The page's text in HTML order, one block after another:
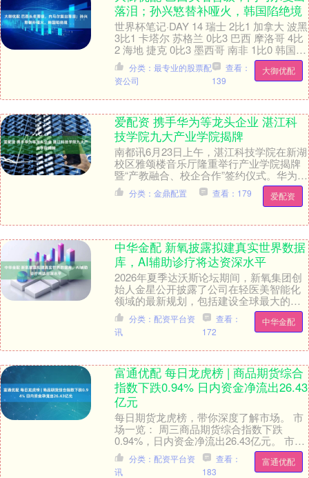
落泪；孙兴慜替补哑火，韩国陷绝境
世界杯笔记·DAY 14 瑞士 2比1 加拿大 波黑
3比1 卡塔尔 苏格兰 0比3 巴西 摩洛哥 4比
2 海地 捷克 0比3 墨西哥 南非 1比0 韩国
北京....
大御优配
分类：最专业的股票配
资公司
查看：
139
爱配资 携手华为等龙头企业 湛江科
技学院九大产业学院揭牌
南都讯6月23日上午，湛江科技学院在新湖
校区雅颂楼音乐厅隆重举行产业学院揭牌
暨“产教融合、校企合作”签约仪式。华为、
360、发那科、优必选、网易有道、新大
陆、亚....
爱配资
分类：金鼎配置 查看：179
中华金配 新氧披露拟建真实世界数据
库，AI辅助诊疗将达资深水平
2026年夏季达沃斯论坛期间，新氧集团创
始人金星公开披露了公司在轻医美智能化
领域的最新规划，包括建设全球最大的轻
医美真实世界数据库，以及基于垂直行业
AI的诊疗辅....
中华金配
分类：配资平台资
讯
查看：
172
富通优配 每日龙虎榜 | 商品期货综合
指数下跌0.94% 日内资金净流出26.43
亿元
每日期货龙虎榜，带你深度了解市场。 市
场一览： 周三商品期货综合指数下跌
0.94%，日内资金净流出26.43亿元。 市场
成交量为2768.91万手，成交额为2.....
富通优配
分类：配资平台资
讯
查看：
183